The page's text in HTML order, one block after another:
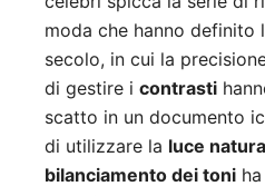
moda che hanno definito
secolo, in cui la
di gestire i contrasti
scatto in un documento
di utilizzare la luce
bilanciamento dei toni